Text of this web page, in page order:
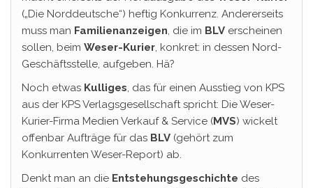
(„Die Norddeutsche“) heftig Konkurrenz. Andererseits
muss man Familienanzeigen, die im BLV erscheinen
sollen, beim Weser-Kurier, konkret: in dessen Nord-
Geschäftsstelle, aufgeben. Hä?
Noch etwas Kulliges, das für einen Ausstieg von KPS
aus der KPS Verlagsgesellschaft spricht: Die Weser-
Kurier-Firma Medien Verkauf & Service (MVS) wickelt
offenbar Aufträge für das BLV (gehört zum
Konkurrenten Weser-Report) ab.
Denkt man an die Entstehungsgeschichte des